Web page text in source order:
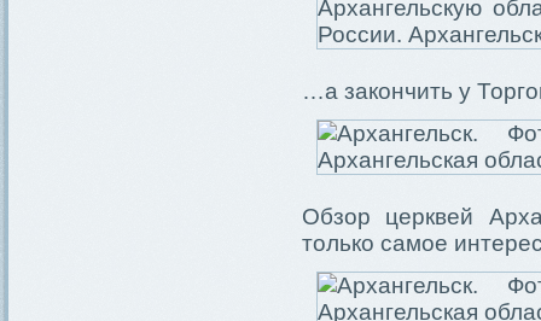
…а закончить у
Обзор церквей
только самое